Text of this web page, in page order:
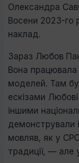
Олександра
Восени 2023-го
наклад.
Зараз Любов
Вона працювала
моделей. Там
ескізами
іншими
демонстрували
мовляв, як у
традиції, — але